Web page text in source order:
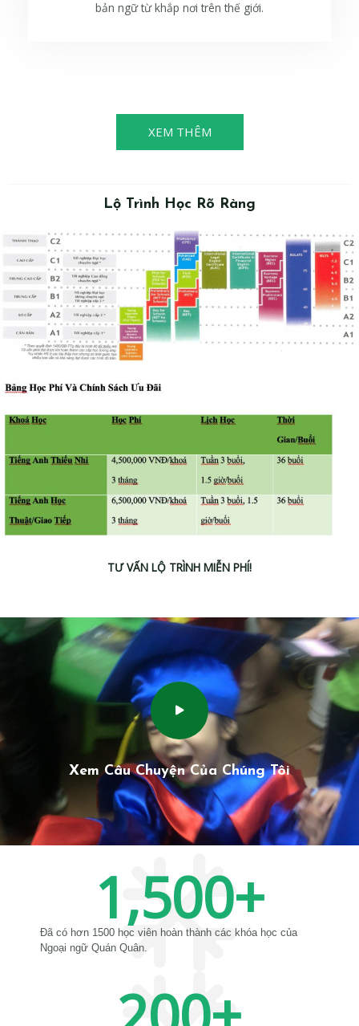
bản ngữ từ khắp nơi trên thế giới.
XEM THÊM
Lộ Trình Học Rõ Ràng
TƯ VẤN LỘ TRÌNH MIỄN PHÍ!
Xem Câu Chuyện Của Chúng Tôi
Đã có hơn 1500 học viên hoàn thành các khóa học của
Ngoại ngữ Quán Quân.
1,500+